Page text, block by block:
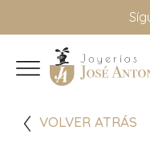
VOLVER ATRÁS